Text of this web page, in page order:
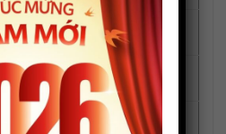
32 – 82
22 – 72
03 – 23